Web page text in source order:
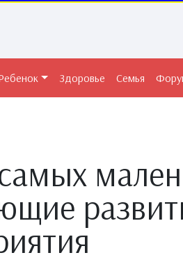
Здоровье Семья